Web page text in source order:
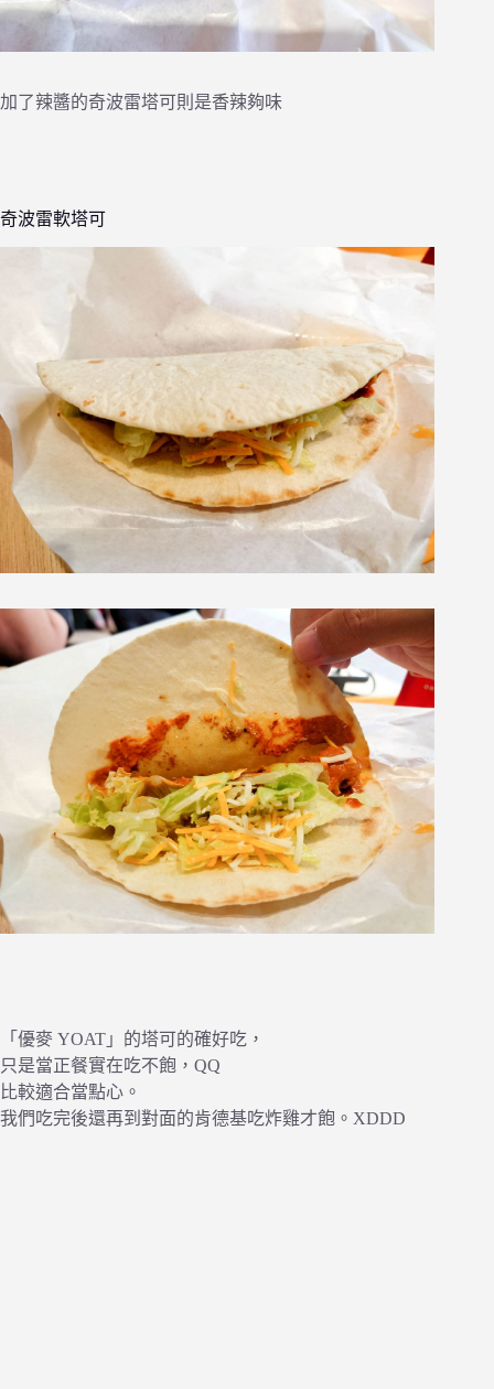
加了辣醬的奇波雷塔可則是香辣夠味
奇波雷軟塔可
「優麥 YOAT」的塔可的確好吃，
只是當正餐實在吃不飽，QQ
比較適合當點心。
我們吃完後還再到對面的肯德基吃炸雞才飽。XDDD